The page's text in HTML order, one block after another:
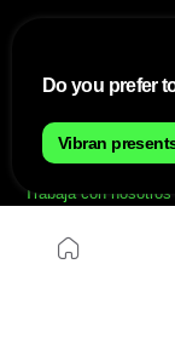
Mapa del sitio
Aviso Legal
Anúnciate con
Política de cookies
Política de privacidad
Trabaja con nosotros
WEBS AMIGAS
Do you prefer
Vibran